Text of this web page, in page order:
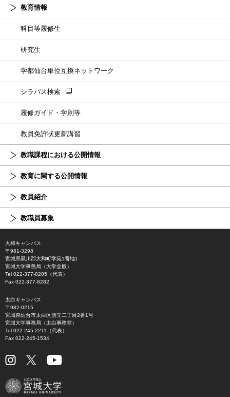
教育情報
科目等履修生
研究生
学都仙台単位互換ネットワーク
シラバス検索
履修ガイド・学則等
教員免許状更新講習
教職課程における公開情報
教育に関する公開情報
教員紹介
教職員募集
大和キャンパス
〒981-3298
宮城県黒川郡大和町学苑1番地1
宮城大学事務局（大学全般）
Tel 022-377-8205（代表）
Fax 022-377-8282
太白キャンパス
〒982-0215
宮城県仙台市太白区旗立二丁目2番1号
宮城大学事務局（太白事務室）
Tel 022-245-2211（代表）
Fax 022-245-1534